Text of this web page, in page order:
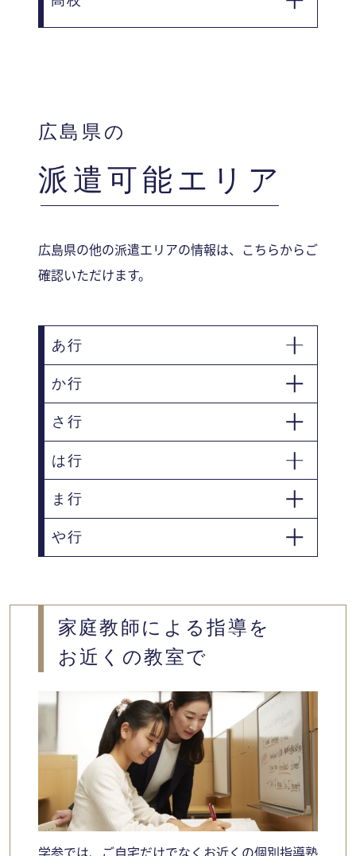
広島県の
派遣可能エリア
広島県の他の派遣エリアの情報は、こちらからご
確認いただけます。
あ行
安芸郡海田町
安芸郡府中町
江田島市
大竹市
尾道市
か行
呉市
さ行
庄原市
は行
廿日市市
広島市
府中市
ま行
三原市
や行
家庭教師による指導を
お近くの教室で
学参では、ご自宅だけでなくお近くの個別指導塾